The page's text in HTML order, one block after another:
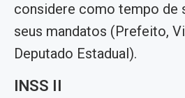
considere como tempo de
seus mandatos (Prefeito,
Deputado Estadual).
INSS II